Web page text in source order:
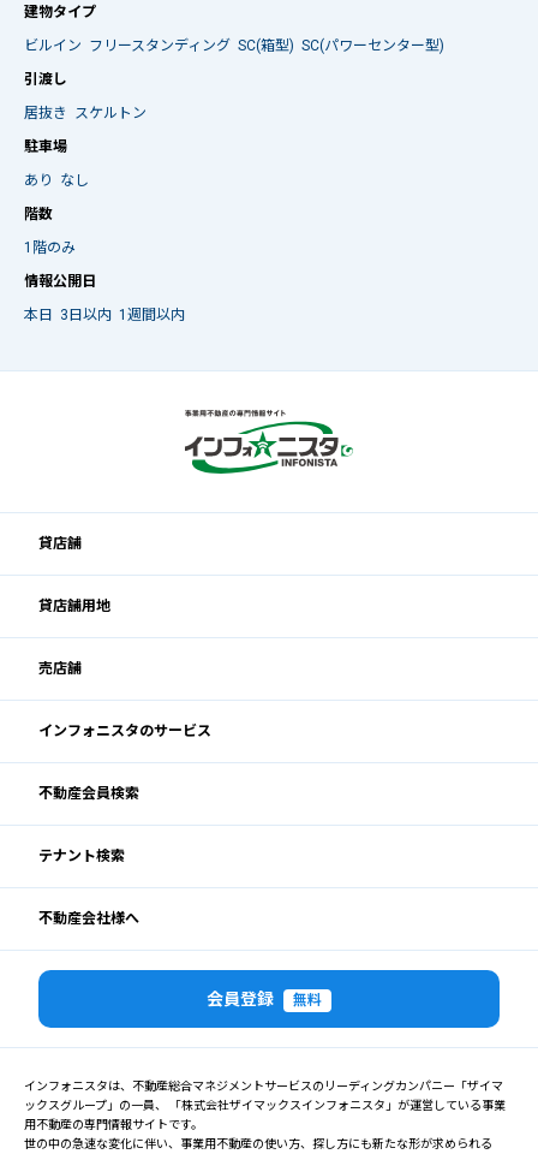
建物タイプ
ビルイン フリースタンディング SC(箱型) SC(パワーセンター型)
引渡し
居抜き
スケルトン
駐車場
あり
なし
階数
1階のみ
情報公開日
本日 3日以内 1週間以内
貸店舗
貸店舗用地
売店舗
インフォニスタのサービス
不動産会員検索
テナント検索
不動産会社様へ
会員登録 無料
インフォニスタは、不動産総合マネジメントサービスのリーディングカンパニー「ザイマ
ックスグループ」の一員、 「株式会社ザイマックスインフォニスタ」が運営している事業
用不動産の専門情報サイトです。
世の中の急速な変化に伴い、事業用不動産の使い方、探し方にも新たな形が求められる